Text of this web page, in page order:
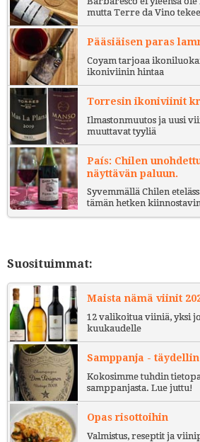
mutta Terre da Vino
Pääsiäisen paras
Coyam tarjoaa
ikoniviinin hintaa
Torresin ikoniviinit
Ilmastonmuutos ja uusi
muuttavat tyyliä
País: Chilen
näyttävän paluun.
Syvemmällä Chilen
tämän hetken
Suosituimmat:
Maista nämä viinit
12 valikoitua viiniä, yksi
kuukaudelle
Samppanja -
Kokosimme tuhdin
samppanjasta. Lue juttu!
Opas risottoihin
Valmistus, reseptit ja